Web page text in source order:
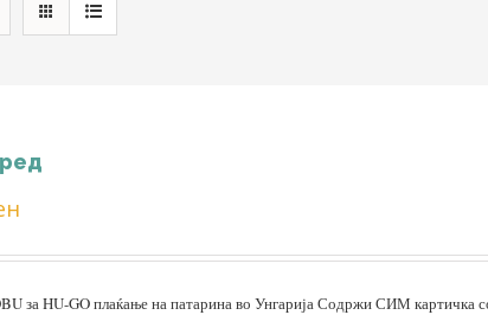
за HU-GO плаќање на патарина во Унгарија Содржи СИМ картичка